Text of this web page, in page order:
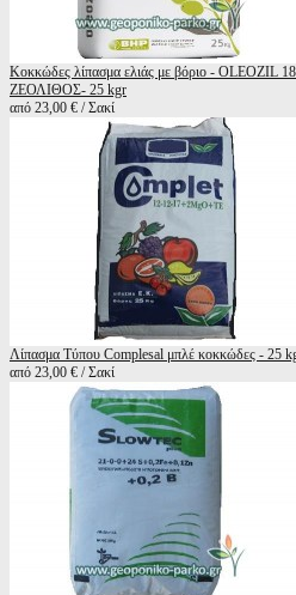
Κοκκώδες λίπασμα ελιάς με βόριο - OLEOZIL
ΖΕΟΛΙΘΟΣ- 25 kgr
από 23,00 € / Σακί
Λίπασμα Τύπου Complesal μπλέ κοκκώδες - 25
από 23,00 € / Σακί